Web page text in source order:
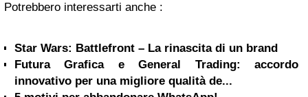
Potrebbero interessarti anche :
Star Wars: Battlefront – La rinascita di un brand
Futura Grafica e General Trading: accordo
innovativo per una migliore qualità de...